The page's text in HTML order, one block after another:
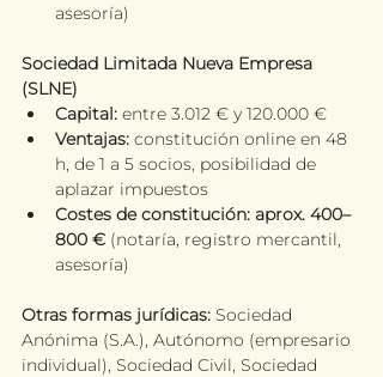
asesoría)
Sociedad Limitada Nueva Empresa
(SLNE)
Capital: entre 3.012 € y 120.000 €
Ventajas: constitución online en 48
h, de 1 a 5 socios, posibilidad de
aplazar impuestos
Costes de constitución: aprox. 400–
800 € (notaría, registro mercantil,
asesoría)
Otras formas jurídicas: Sociedad
Anónima (S.A.), Autónomo (empresario
individual), Sociedad Civil, Sociedad